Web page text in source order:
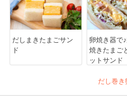
だしまきたまごサン
ド
卵焼き器で
焼きたまご
ットサンド
だし巻